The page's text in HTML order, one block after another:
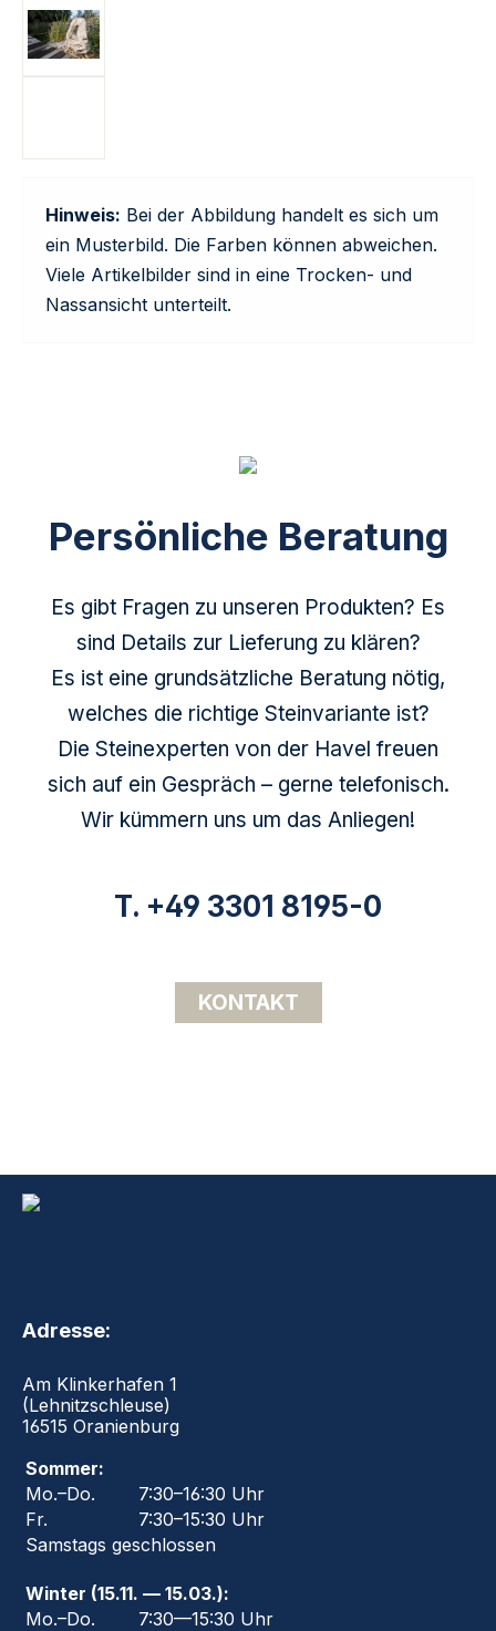
Hinweis: Bei der Abbildung handelt es sich um
ein Musterbild. Die Farben können abweichen.
Viele Artikelbilder sind in eine Trocken- und
Nassansicht unterteilt.
Persönliche Beratung
Es gibt Fragen zu unseren Produkten? Es
sind Details zur Lieferung zu klären?
Es ist eine grundsätzliche Beratung nötig,
welches die richtige Steinvariante ist?
Die Steinexperten von der Havel freuen
sich auf ein Gespräch – gerne telefonisch.
Wir kümmern uns um das Anliegen!
T. +49 3301 8195-0
KONTAKT
Adresse:
Am Klinkerhafen 1
(Lehnitzschleuse)
16515 Oranienburg
Sommer:
Mo.–Do.
7:30–16:30 Uhr
Fr.
7:30–15:30 Uhr
Samstags geschlossen
Winter (15.11. — 15.03.):
Mo.–Do.
7:30—15:30 Uhr